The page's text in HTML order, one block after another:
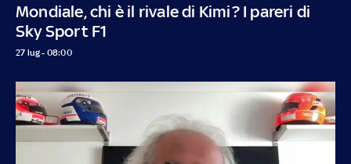
Mondiale, chi è il rivale di Kimi? I pareri di
Sky Sport F1
27 lug - 08:00